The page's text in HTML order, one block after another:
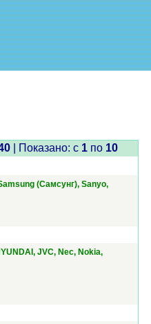
| Показано: c 1по 10
(Самсунг), Sanyo,
JVC, Nec, Nokia,